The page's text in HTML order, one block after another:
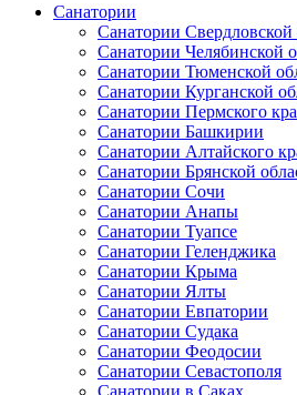
Санатории
Санатории Свердловской
Санатории Челябинской
Санатории Тюменской
Санатории Курганской
Санатории Пермского
Санатории Башкирии
Санатории Алтайского
Санатории Брянской
Санатории Сочи
Санатории Анапы
Санатории Туапсе
Санатории Геленджика
Санатории Крыма
Санатории Ялты
Санатории Евпатории
Санатории Судака
Санатории Феодосии
Санатории Севастополя
Санатории в Саках